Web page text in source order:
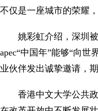
不仅是一座城市的荣耀
姚彩虹介绍，深圳
apec“中国年”能够“向
业伙伴发出诚挚邀请，
香港中文大学公共